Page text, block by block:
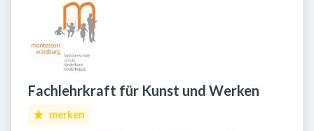
Fachlehrkraft für Kunst und Werken
merken